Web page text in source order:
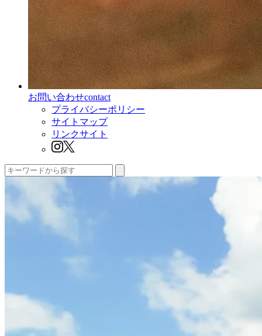
お問い合わせcontact
プライバシーポリシー
サイトマップ
リンクサイト